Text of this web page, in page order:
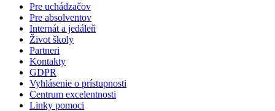
Pre uchádzačov
Pre absolventov
Internát a jedáleň
Život školy
Partneri
Kontakty
GDPR
Vyhlásenie o prístupnosti
Centrum excelentnosti
Linky pomoci